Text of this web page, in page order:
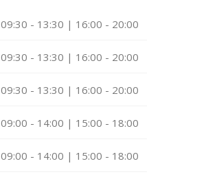
09:30 - 13:30 | 16:00 - 20:00
09:30 - 13:30 | 16:00 - 20:00
09:30 - 13:30 | 16:00 - 20:00
09:00 - 14:00 | 15:00 - 18:00
09:00 - 14:00 | 15:00 - 18:00